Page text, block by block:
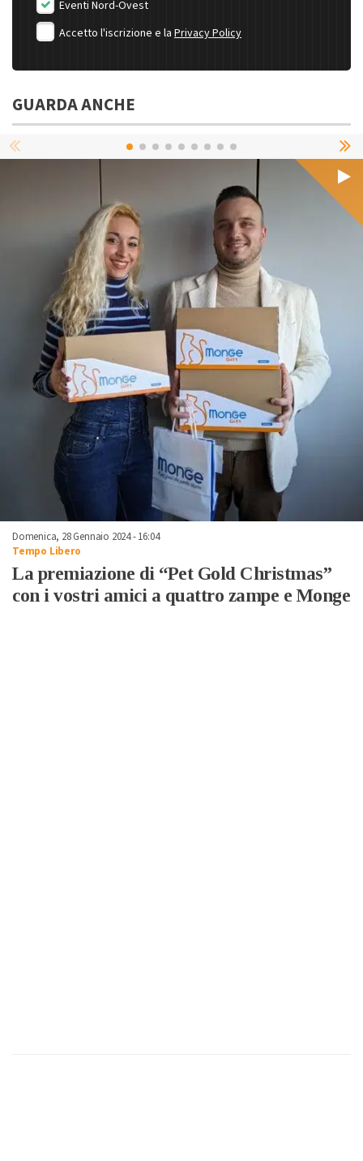
Eventi Nord-Ovest
Accetto l'iscrizione e la Privacy Policy
GUARDA ANCHE
Domenica, 28 Gennaio 2024 - 16:04
Tempo Libero
La premiazione di “Pet Gold Christmas”
con i vostri amici a quattro zampe e Monge